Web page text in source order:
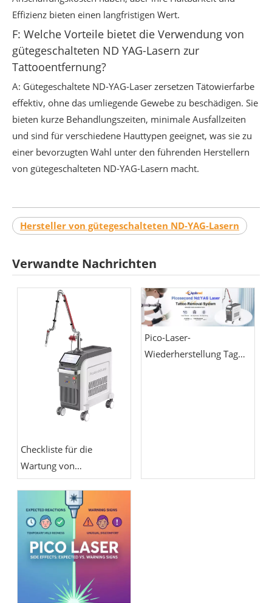
Effizienz bieten einen langfristigen Wert.
F: Welche Vorteile bietet die Verwendung von
gütegeschalteten ND YAG-Lasern zur
Tattooentfernung?
A: Gütegeschaltete ND-YAG-Laser zersetzen Tätowierfarbe
effektiv, ohne das umliegende Gewebe zu beschädigen. Sie
bieten kurze Behandlungszeiten, minimale Ausfallzeiten
und sind für verschiedene Hauttypen geeignet, was sie zu
einer bevorzugten Wahl unter den führenden Herstellern
von gütegeschalteten ND-YAG-Lasern macht.
Hersteller von gütegeschalteten ND-YAG-Lasern
Verwandte Nachrichten
Checkliste für die
Wartung von
Pikosekundenlasern:
Energiekalibrierung,
Optik und
Handstückpflege
Pico-Laser-
Wiederherstellung Tag